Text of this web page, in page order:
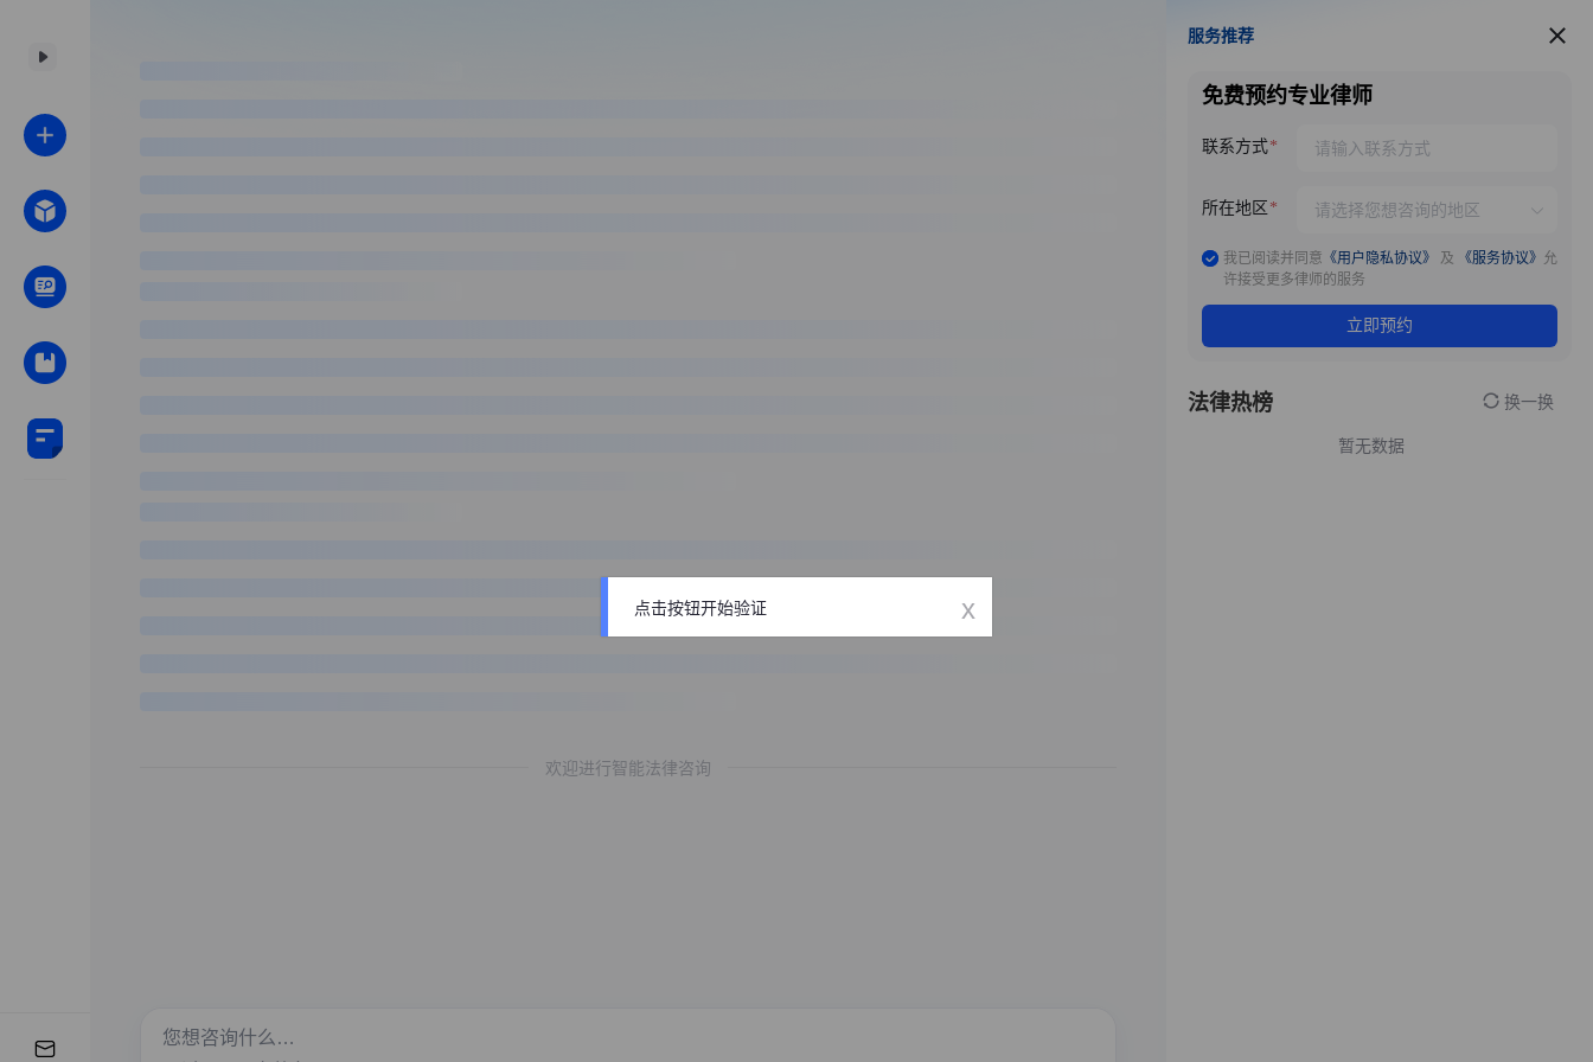
欢迎进行智能法律咨询
服务推荐
服务推荐
免费预约专业律师
联系方式
所在地区
我已阅读并同意 《用户隐私协议》 及 《服务协议》 允
许接受更多律师的服务
立即预约
法律热榜 换一换
暂无数据
点击按钮开始验证 x